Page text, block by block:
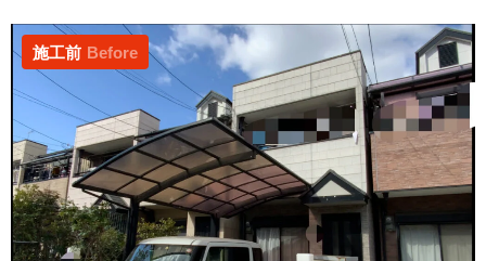
施工前 Before